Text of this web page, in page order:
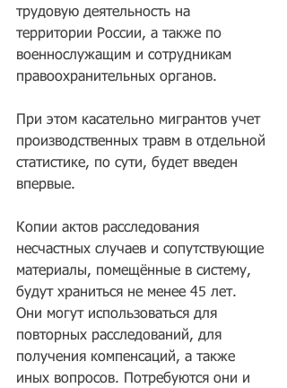
трудовую деятельность на
территории России, а также по
военнослужащим и сотрудникам
правоохранительных органов.
При этом касательно мигрантов учет
производственных травм в отдельной
статистике, по сути, будет введен
впервые.
Копии актов расследования
несчастных случаев и сопутствующие
материалы, помещённые в систему,
будут храниться не менее 45 лет.
Они могут использоваться для
повторных расследований, для
получения компенсаций, а также
иных вопросов. Потребуются они и